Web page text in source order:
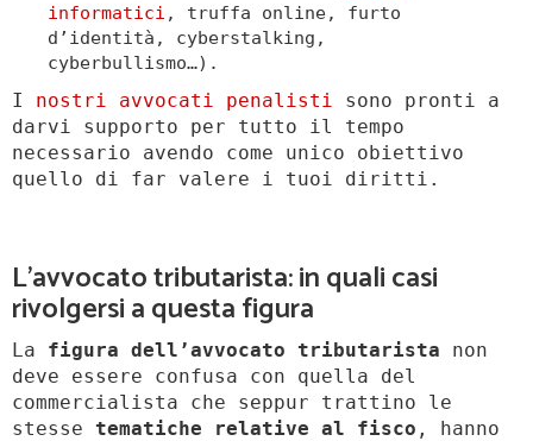
informatici , truffa online, furto
d’identità, cyberstalking,
cyberbullismo…).
I nostri avvocati penalisti sono pronti a
darvi supporto per tutto il tempo
necessario avendo come unico obiettivo
quello di far valere i tuoi diritti.
L’avvocato tributarista: in quali casi
rivolgersi a questa figura
La figura dell’avvocato tributarista non
deve essere confusa con quella del
commercialista che seppur trattino le
stesse tematiche relative al fisco , hanno